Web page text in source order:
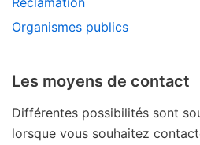
Organismes publics
Les moyens de contact
Différentes possibilités sont
lorsque vous souhaitez